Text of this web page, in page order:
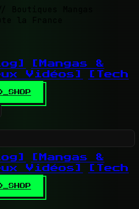
Boutiques Mangas
la France
[Mangas &
Vidéos]
[Tech
[Mangas &
Vidéos]
[Tech